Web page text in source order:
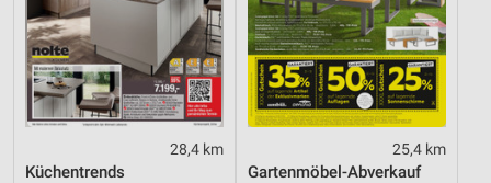
28,4 km
Küchentrends
25,4 km
Gartenmöbel-Abverkauf
Verwendung von Profilen zur Auswahl
personalisierter Werbung
Erstellung von Profilen zur Personalisierung
von Inhalten
Verwendung von Profilen zur Auswahl
personalisierter Inhalte